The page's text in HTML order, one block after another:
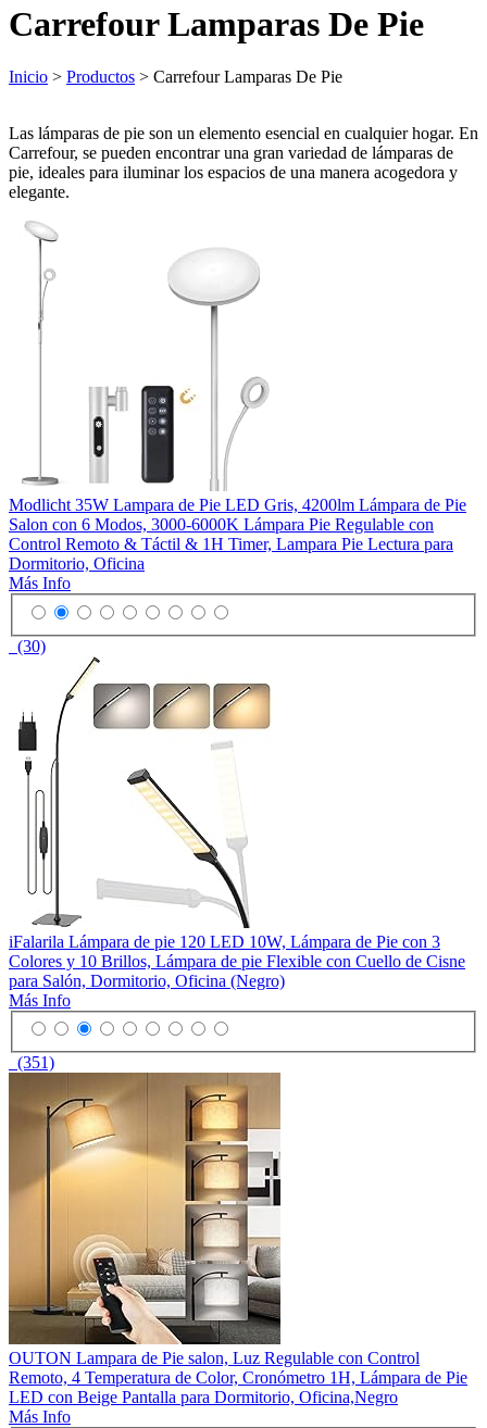
Carrefour Lamparas De Pie
Inicio > Productos > Carrefour Lamparas De Pie
Las lámparas de pie son un elemento esencial en cualquier hogar. En
Carrefour, se pueden encontrar una gran variedad de lámparas de
pie, ideales para iluminar los espacios de una manera acogedora y
elegante.
Modlicht 35W Lampara de Pie LED Gris, 4200lm Lámpara de Pie
Salon con 6 Modos, 3000-6000K Lámpara Pie Regulable con
Control Remoto & Táctil & 1H Timer, Lampara Pie Lectura para
Dormitorio, Oficina
Más Info
(30)
iFalarila Lámpara de pie 120 LED 10W, Lámpara de Pie con 3
Colores y 10 Brillos, Lámpara de pie Flexible con Cuello de Cisne
para Salón, Dormitorio, Oficina (Negro)
Más Info
(351)
OUTON Lampara de Pie salon, Luz Regulable con Control
Remoto, 4 Temperatura de Color, Cronómetro 1H, Lámpara de Pie
LED con Beige Pantalla para Dormitorio, Oficina,Negro
Más Info